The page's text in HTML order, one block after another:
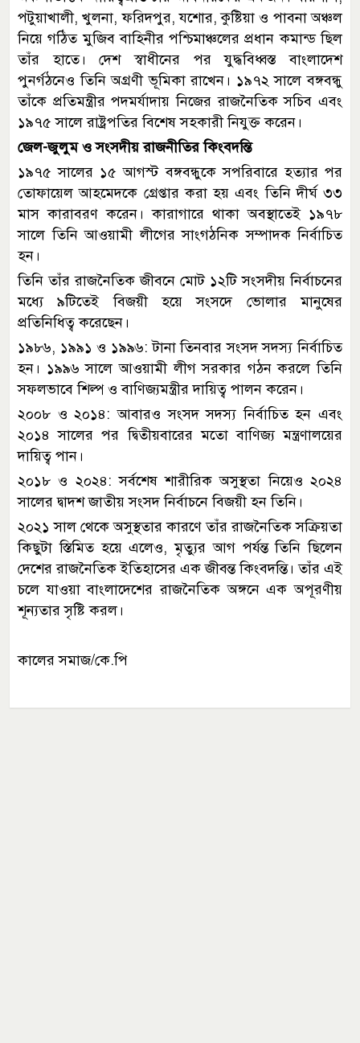
পটুয়াখালী, খুলনা, ফরিদপুর, যশোর, কুষ্টিয়া ও পাবনা অঞ্চল
নিয়ে গঠিত মুজিব বাহিনীর পশ্চিমাঞ্চলের প্রধান কমান্ড ছিল
তাঁর হাতে। দেশ স্বাধীনের পর যুদ্ধবিধ্বস্ত বাংলাদেশ
পুনর্গঠনেও তিনি অগ্রণী ভূমিকা রাখেন। ১৯৭২ সালে বঙ্গবন্ধু
তাঁকে প্রতিমন্ত্রীর পদমর্যাদায় নিজের রাজনৈতিক সচিব এবং
১৯৭৫ সালে রাষ্ট্রপতির বিশেষ সহকারী নিযুক্ত করেন।
জেল-জুলুম ও সংসদীয় রাজনীতির কিংবদন্তি
১৯৭৫ সালের ১৫ আগস্ট বঙ্গবন্ধুকে সপরিবারে হত্যার পর
তোফায়েল আহমেদকে গ্রেপ্তার করা হয় এবং তিনি দীর্ঘ ৩৩
মাস কারাবরণ করেন। কারাগারে থাকা অবস্থাতেই ১৯৭৮
সালে তিনি আওয়ামী লীগের সাংগঠনিক সম্পাদক নির্বাচিত
হন।
তিনি তাঁর রাজনৈতিক জীবনে মোট ১২টি সংসদীয় নির্বাচনের
মধ্যে ৯টিতেই বিজয়ী হয়ে সংসদে ভোলার মানুষের
প্রতিনিধিত্ব করেছেন।
১৯৮৬, ১৯৯১ ও ১৯৯৬: টানা তিনবার সংসদ সদস্য নির্বাচিত
হন। ১৯৯৬ সালে আওয়ামী লীগ সরকার গঠন করলে তিনি
সফলভাবে শিল্প ও বাণিজ্যমন্ত্রীর দায়িত্ব পালন করেন।
২০০৮ ও ২০১৪: আবারও সংসদ সদস্য নির্বাচিত হন এবং
২০১৪ সালের পর দ্বিতীয়বারের মতো বাণিজ্য মন্ত্রণালয়ের
দায়িত্ব পান।
২০১৮ ও ২০২৪: সর্বশেষ শারীরিক অসুস্থতা নিয়েও ২০২৪
সালের দ্বাদশ জাতীয় সংসদ নির্বাচনে বিজয়ী হন তিনি।
২০২১ সাল থেকে অসুস্থতার কারণে তাঁর রাজনৈতিক সক্রিয়তা
কিছুটা স্তিমিত হয়ে এলেও, মৃত্যুর আগ পর্যন্ত তিনি ছিলেন
দেশের রাজনৈতিক ইতিহাসের এক জীবন্ত কিংবদন্তি। তাঁর এই
চলে যাওয়া বাংলাদেশের রাজনৈতিক অঙ্গনে এক অপূরণীয়
শূন্যতার সৃষ্টি করল।
কালের সমাজ/কে.পি